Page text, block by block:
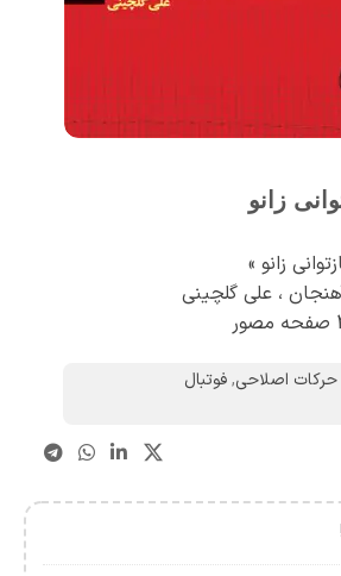
کلیک کنید
زانو
زانو »
، علی گلچینی
اصلاحی,فوتبال